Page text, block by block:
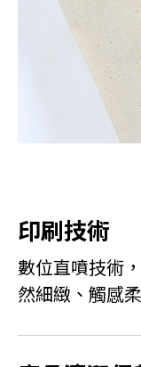
印刷技術
數位直噴技術
然細緻、觸感